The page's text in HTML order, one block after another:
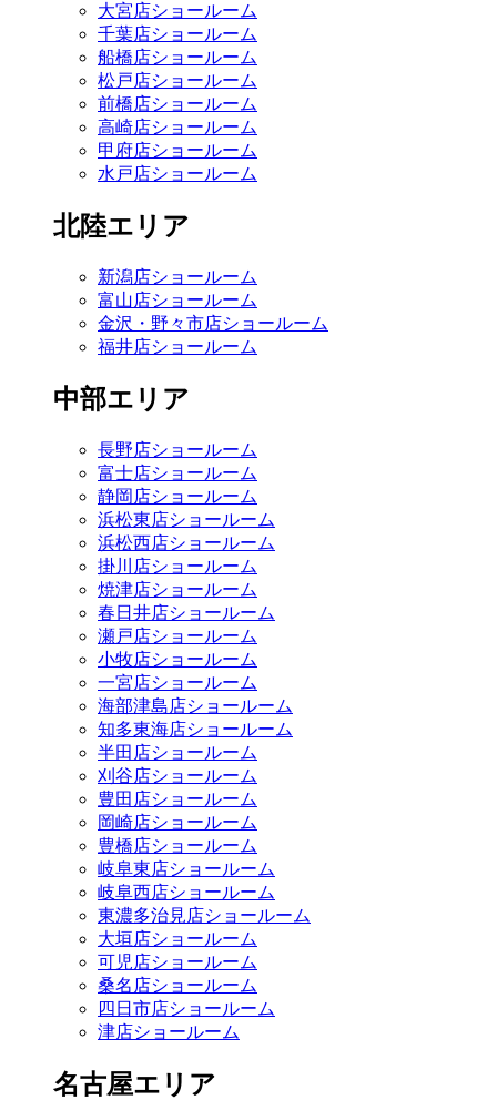
大宮店ショールーム
千葉店ショールーム
船橋店ショールーム
松戸店ショールーム
前橋店ショールーム
高崎店ショールーム
甲府店ショールーム
水戸店ショールーム
北陸エリア
新潟店ショールーム
富山店ショールーム
金沢・野々市店ショールーム
福井店ショールーム
中部エリア
長野店ショールーム
富士店ショールーム
静岡店ショールーム
浜松東店ショールーム
浜松西店ショールーム
掛川店ショールーム
焼津店ショールーム
春日井店ショールーム
瀬戸店ショールーム
小牧店ショールーム
一宮店ショールーム
海部津島店ショールーム
知多東海店ショールーム
半田店ショールーム
刈谷店ショールーム
豊田店ショールーム
岡崎店ショールーム
豊橋店ショールーム
岐阜東店ショールーム
岐阜西店ショールーム
東濃多治見店ショールーム
大垣店ショールーム
可児店ショールーム
桑名店ショールーム
四日市店ショールーム
津店ショールーム
名古屋エリア